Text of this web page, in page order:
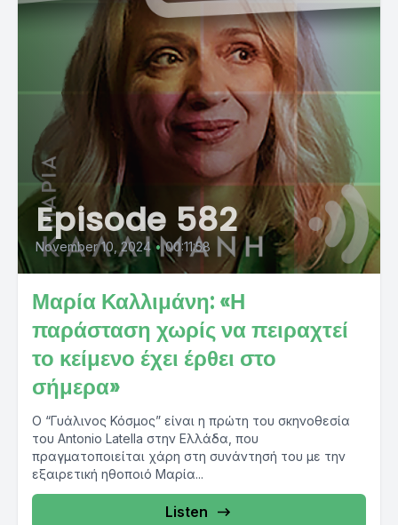
Episode 582
November 10, 2024 • 00:11:58
Μαρία Καλλιμάνη: «Η
παράσταση χωρίς να πειραχτεί
το κείμενο έχει έρθει στο
σήμερα»
Ο “Γυάλινος Κόσμος” είναι η πρώτη του σκηνοθεσία
του Antonio Latella στην Ελλάδα, που
πραγματοποιείται χάρη στη συνάντησή του με την
εξαιρετική ηθοποιό Μαρία...
Listen